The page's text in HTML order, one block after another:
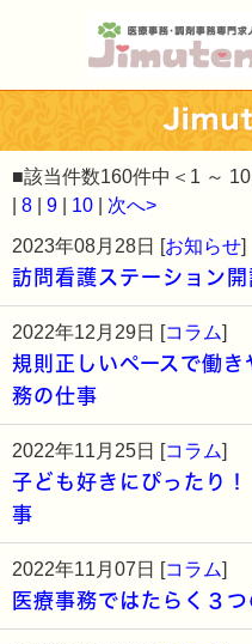
■該当件数160件中＜1 ～
8 9 10
次へ>
2023年08月28日 [お知らせ]
訪問看護ステーション
2022年12月29日 [コラム]
規則正しいペースで働
務の仕事
2022年11月25日 [コラム]
子ども好きにぴったり
事
2022年11月07日 [コラム]
医療事務ではたらく３